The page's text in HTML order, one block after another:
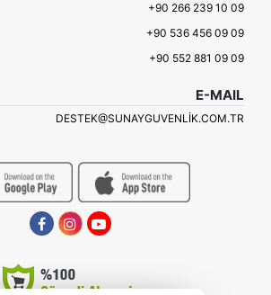
+90 266 239 10 09
+90 536 456 09 09
+90 552 881 09 09
E-MAIL
DESTEK@SUNAYGUVENLIK.COM.TR